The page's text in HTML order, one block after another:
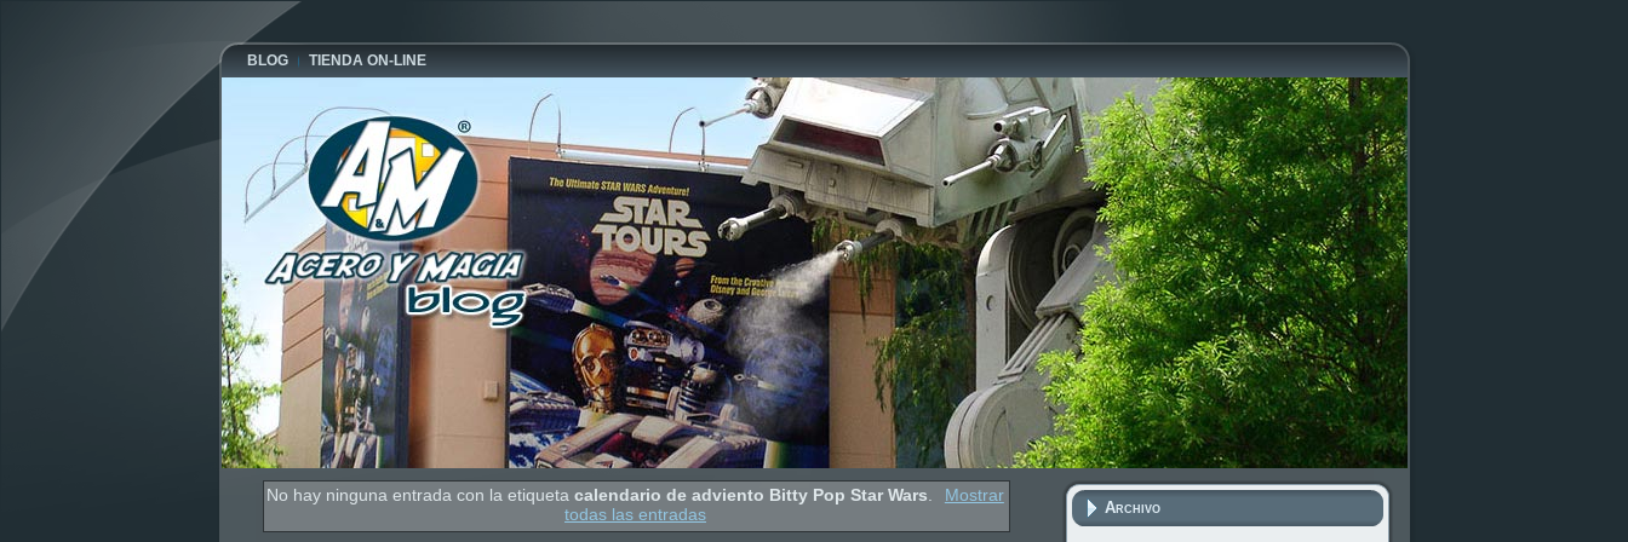
BLOG TIENDA ON-LINE
No hay ninguna entrada con la etiquetacalendario de adviento Bitty Pop Star Wars.
Mostrar
todas las entradas
Archivo